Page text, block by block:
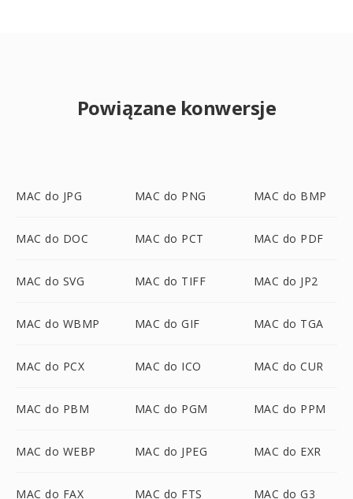
Powiązane konwersje
MAC do JPG MAC do PNG MAC do BMP
MAC do DOC MAC do PCT MAC do PDF
MAC do SVG MAC do TIFF MAC do JP2
MAC do WBMP MAC do GIF MAC do TGA
MAC do PCX MAC do ICO MAC do CUR
MAC do PBM MAC do PGM MAC do PPM
MAC do WEBP MAC do JPEG MAC do EXR
MAC do FAX MAC do FTS MAC do G3